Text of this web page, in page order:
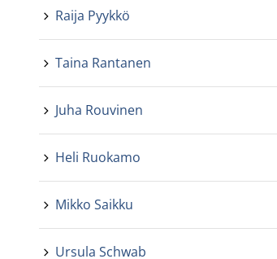
Raija Pyykkö
Taina Rantanen
Juha Rouvinen
Heli Ruokamo
Mikko Saikku
Ursula Schwab